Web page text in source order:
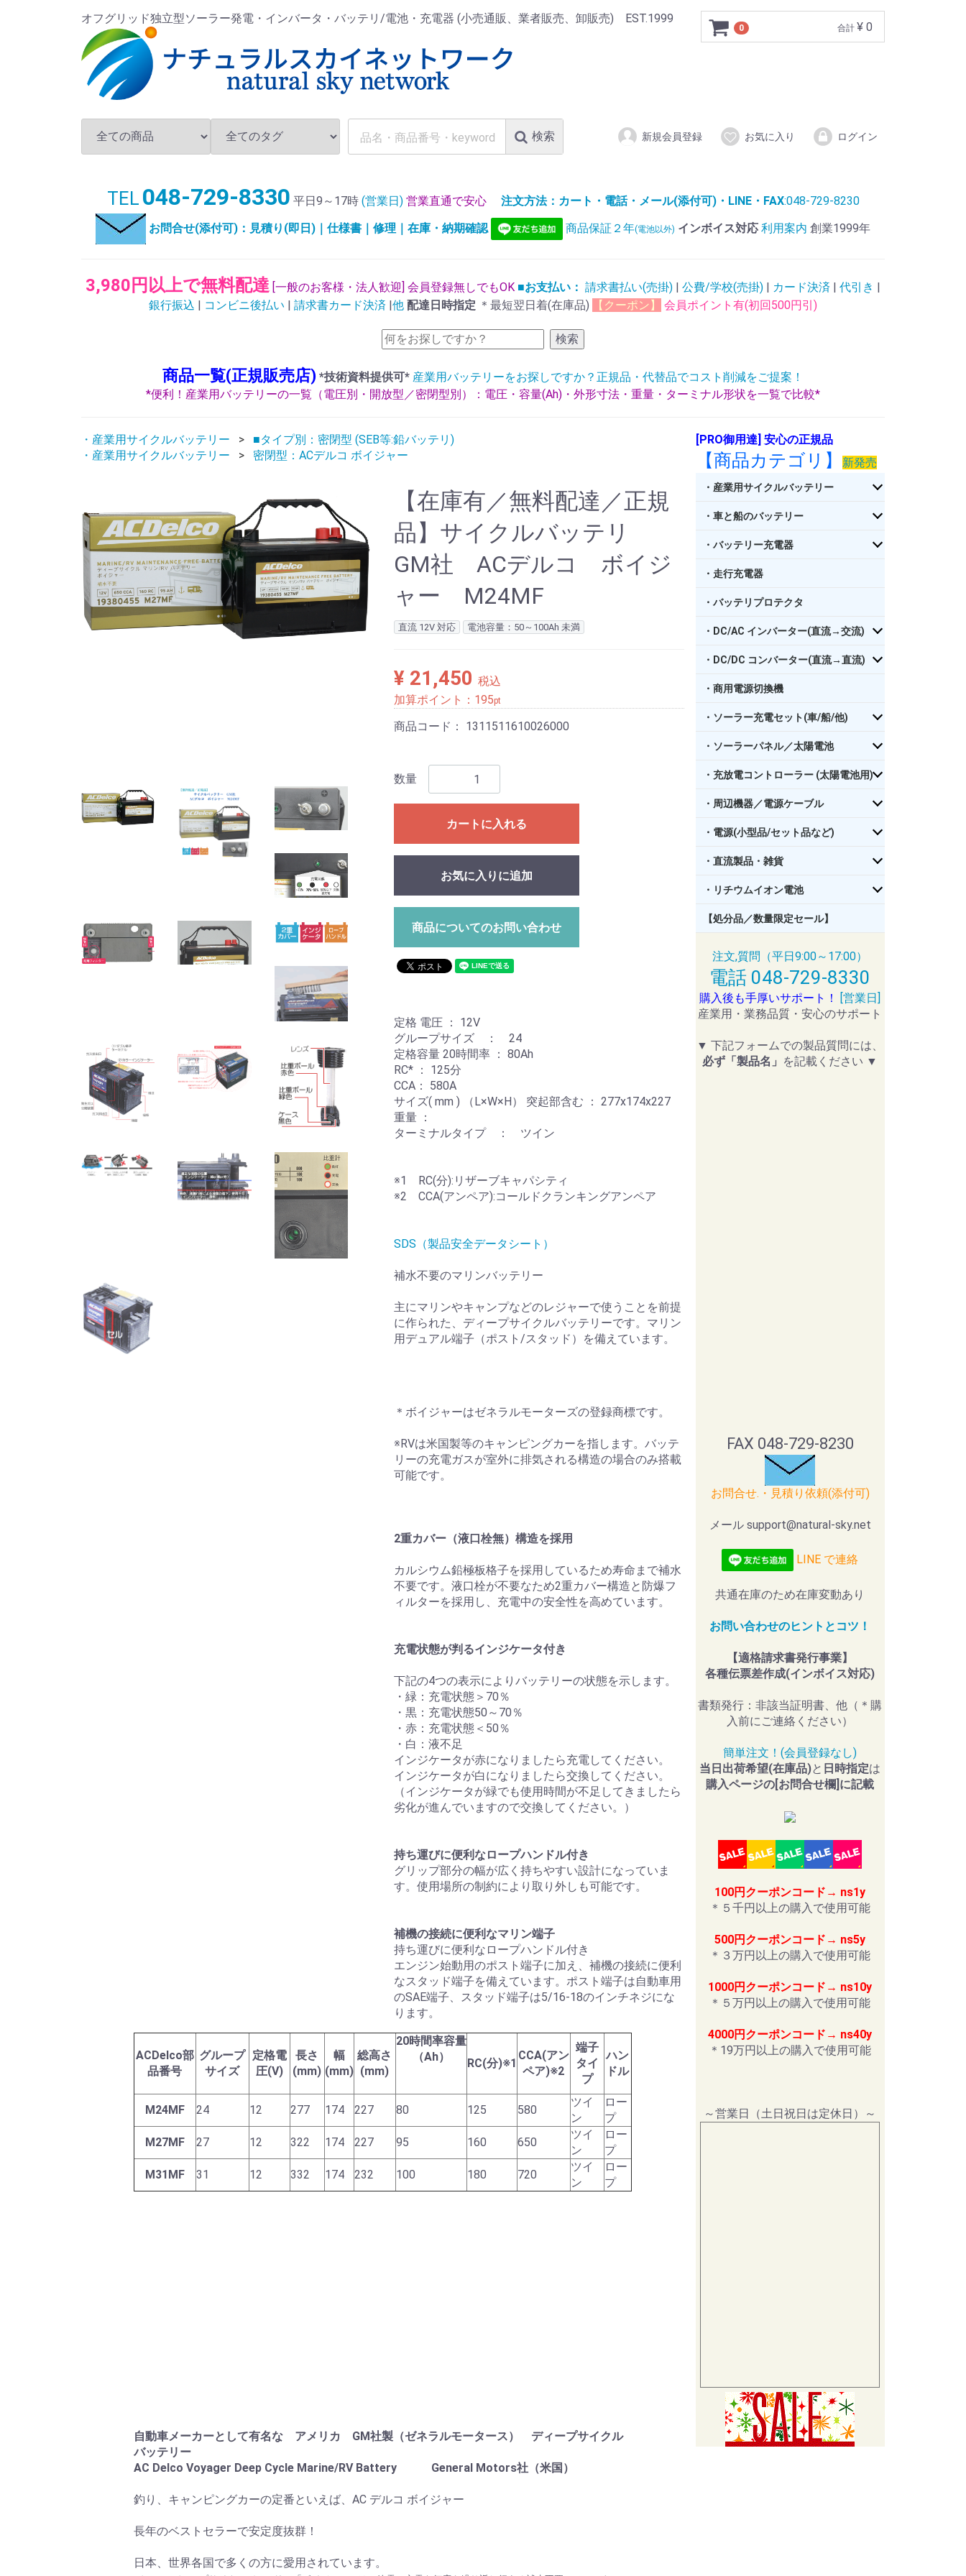
オフグリッド独立型ソーラー発電・インバータ・バッテリ/電池・充電器 (小売通販、業者販売、卸販売) EST.1999
0 合計 ¥ 0
検索 新規会員登録 お気に入り ログイン
TEL 048-729-8330 平日9～17時(営業日) 営業直通で安心 注文方法：カート・電話・メール(添付可)・LINE・FAX:048-729-8230
お問合せ(添付可)：見積り(即日)｜仕様書｜修理｜在庫・納期確認
商品保証２年(電池以外) インボイス対応 利用案内 創業1999年
3,980円以上で無料配達 [一般のお客様・法人歓迎] 会員登録無しでもOK ■お支払い： 請求書払い(売掛) | 公費/学校(売掛) | カード決済 | 代引き |
銀行振込 | コンビニ後払い | 請求書カード決済 |他 配達日時指定 ＊最短翌日着(在庫品) 【クーポン】 会員ポイント有(初回500円引)
検索
商品一覧(正規販売店) *技術資料提供可* 産業用バッテリーをお探しですか？正規品・代替品でコスト削減をご提案！
*便利！産業用バッテリーの一覧（電圧別・開放型／密閉型別）：電圧・容量(Ah)・外形寸法・重量・ターミナル形状を一覧で比較*
・産業用サイクルバッテリー
■タイプ別：密閉型 (SEB等:鉛バッテリ)
・産業用サイクルバッテリー
密閉型：ACデルコ ボイジャー
【在庫有／無料配達／正規
品】サイクルバッテリ
GM社 ACデルコ ボイジ
ャー M24MF
直流 12V 対応 電池容量：50～100Ah 未満
¥ 21,450 税込
加算ポイント： 195pt
商品コード： 1311511610026000
数量
カートに入れる
お気に入りに追加
商品についてのお問い合わせ
定格 電圧 ： 12V
グループサイズ ： 24
定格容量 20時間率 ： 80Ah
RC* ： 125分
CCA： 580A
サイズ( mm ) （L×W×H） 突起部含む ： 277x174x227
重量 ：
ターミナルタイプ ： ツイン
※1 RC(分):リザーブキャパシティ
※2 CCA(アンペア):コールドクランキングアンペア
SDS（製品安全データシート）
補水不要のマリンバッテリー
主にマリンやキャンプなどのレジャーで使うことを前提
に作られた、ディープサイクルバッテリーです。マリン
用デュアル端子（ポスト/スタッド）を備えています。
＊ボイジャーはゼネラルモーターズの登録商標です。
※RVは米国製等のキャンピングカーを指します。バッテ
リーの充電ガスが室外に排気される構造の場合のみ搭載
可能です。
2重カバー（液口栓無）構造を採用
カルシウム鉛極板格子を採用しているため寿命まで補水
不要です。液口栓が不要なため2重カバー構造と防爆フ
ィルターを採用し、充電中の安全性を高めています。
充電状態が判るインジケータ付き
下記の4つの表示によりバッテリーの状態を示します。
・緑：充電状態＞70％
・黒：充電状態50～70％
・赤：充電状態＜50％
・白：液不足
インジケータが赤になりましたら充電してください。
インジケータが白になりましたら交換してください。
（インジケータが緑でも使用時間が不足してきましたら
劣化が進んでいますので交換してください。）
持ち運びに便利なロープハンドル付き
グリップ部分の幅が広く持ちやすい設計になっていま
す。使用場所の制約により取り外しも可能です。
補機の接続に便利なマリン端子
持ち運びに便利なロープハンドル付き
エンジン始動用のポスト端子に加え、補機の接続に便利
なスタッド端子を備えています。ポスト端子は自動車用
のSAE端子、スタッド端子は5/16-18のインチネジにな
ります。
ACDelco部
品番号
グループ
サイズ
定格電
圧(V)
長さ
(mm)
幅
(mm)
総高さ
(mm)
20時間率容量
（Ah）
RC(分)※1
CCA(アン
ペア)※2
端子
タイ
プ
ハン
ドル
M24MF 24 12 277 174 227 80 125 580
ツイ
ン
ロー
プ
M27MF
27 12 322 174 227 95 160 650
ツイ
ン
ロー
プ
M31MF
31 12 332 174 232 100 180 720
ツイ
ン
ロー
プ
自動車メーカーとして有名な アメリカ GM社製（ゼネラルモータース） ディープサイクル
バッテリー
AC Delco Voyager Deep Cycle Marine/RV Battery General Motors社（米国）
釣り、キャンピングカーの定番といえば、AC デルコ ボイジャー
長年のベストセラーで安定度抜群！
日本、世界各国で多くの方に愛用されています。
[PRO御用達] 安心の正規品
【商品カテゴリ】 新発売
・産業用サイクルバッテリー
・車と船のバッテリー
・バッテリー充電器
・走行充電器
・バッテリプロテクタ
・DC/AC インバーター(直流→交流)
・DC/DC コンバーター(直流→直流)
・商用電源切換機
・ソーラー充電セット(車/船/他)
・ソーラーパネル／太陽電池
・充放電コントローラー (太陽電池用)
・周辺機器／電源ケーブル
・電源(小型品/セット品など)
・直流製品・雑貨
・リチウムイオン電池
【処分品／数量限定セール】
注文,質問（平日9:00～17:00）
電話 048-729-8330
購入後も手厚いサポート！
[営業日]
産業用・業務品質・安心のサポート
▼ 下記フォームでの製品質問には、
必ず「製品名」 を記載ください ▼
FAX 048-729-8230
お問合せ.・見積り依頼(添付可)
メール support@natural-sky.net
LINE で連絡
共通在庫のため在庫変動あり
お問い合わせのヒントとコツ！
【適格請求書発行事業】
各種伝票差作成(インボイス対応)
書類発行：非該当証明書、他（＊購
入前にご連絡ください）
簡単注文！(会員登録なし)
当日出荷希望(在庫品)と 日時指定は
購入ページの[お問合せ欄]に記載
100円クーポンコード→ ns1y
＊５千円以上の購入で使用可能
500円クーポンコード→ ns5y
＊３万円以上の購入で使用可能
1000円クーポンコード→ ns10y
＊５万円以上の購入で使用可能
4000円クーポンコード→ ns40y
＊19万円以上の購入で使用可能
～営業日（土日祝日は定休日）～